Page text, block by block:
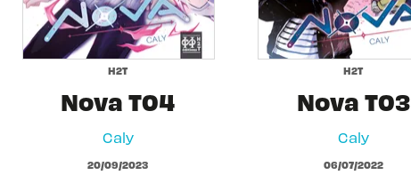
H2T
Nova T04
Caly
20/09/2023
H2T
Nova T03
Caly
06/07/2022